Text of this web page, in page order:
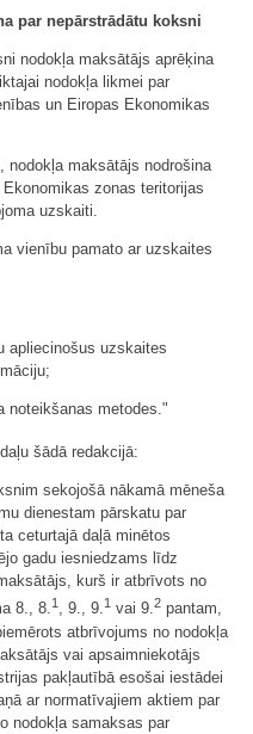
par nepārstrādātu koksni
nodokļa maksātājs aprēķina
nodokļa likmei par
un Eiropas Ekonomikas
nodokļa maksātājs nodrošina
zonas teritorijas
uzskaiti.
vienību pamato ar uzskaites
apliecinošus uzskaites
noteikšanas metodes."
daļu šādā redakcijā:
sekojošā nākamā mēneša
dienestam pārskatu par
ceturtajā daļā minētos
gadu iesniedzams līdz
kurš ir atbrīvots no
8., 8.1 , 9., 9.1 vai 9.2 pantam,
atbrīvojums no nodokļa
vai apsaimniekotājs
pakļautībā esošai iestādei
ar normatīvajiem aktiem par
nodokļa samaksas par